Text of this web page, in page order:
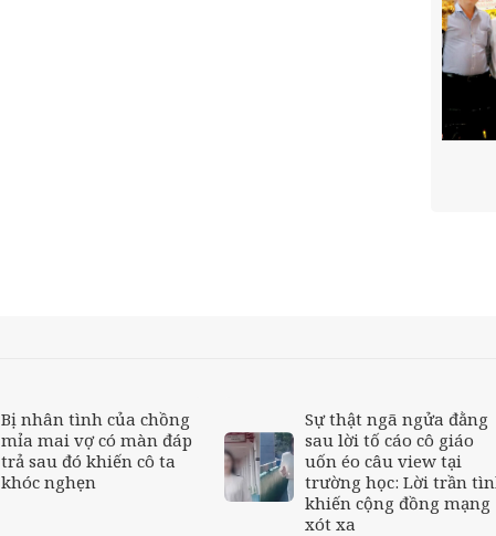
Bị nhân tình của chồng
mỉa mai vợ có màn đáp
trả sau đó khiến cô ta
khóc nghẹn
Sự thật ngã ngửa đằng
sau lời tố cáo cô giáo
uốn éo câu view tại
trường học: Lời trần
khiến cộng đồng mạng
xót xa